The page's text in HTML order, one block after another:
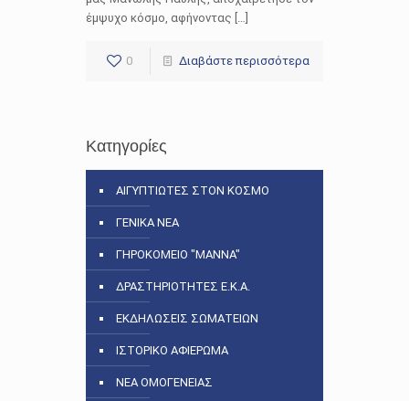
έμψυχο κόσμο, αφήνοντας […]
0 Διαβάστε περισσότερα
Κατηγορίες
ΑΙΓΥΠΤΙΩΤΕΣ ΣΤΟΝ ΚΟΣΜΟ
ΓΕΝΙΚΑ ΝΕΑ
ΓΗΡΟΚΟΜΕΙΟ "ΜΑΝΝΑ"
ΔΡΑΣΤΗΡΙΟΤΗΤΕΣ Ε.Κ.Α.
ΕΚΔΗΛΩΣΕΙΣ ΣΩΜΑΤΕΙΩΝ
ΙΣΤΟΡΙΚΟ ΑΦΙΕΡΩΜΑ
ΝΕΑ ΟΜΟΓΕΝΕΙΑΣ